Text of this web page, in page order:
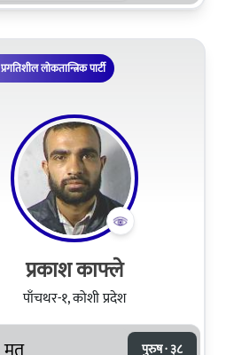
प्रगतिशील लोकतान्त्रिक पार्टी
प्रकाश काफ्ले
पाँचथर-१, कोशी प्रदेश
पुरुष · ३८